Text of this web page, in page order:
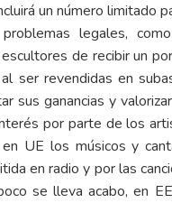
un número limitado
legales,
de recibir un
ser revendidas en
sus ganancias y
por parte de los
UE los músicos y
en radio y por las
se lleva acabo, en